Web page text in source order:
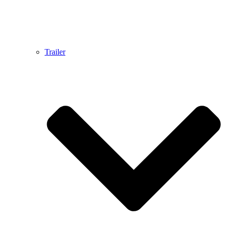
Trailer